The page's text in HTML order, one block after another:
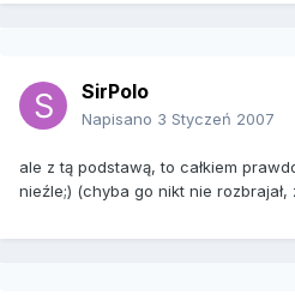
SirPolo
Napisano 3 Styczeń 2007
ale z tą podstawą, to całkiem
nieźle;) (chyba go nikt nie rozbrajał,